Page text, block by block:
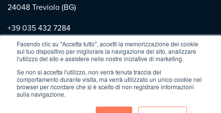
Facendo clic su "Accetta tutto", accetti la memorizzazione dei cookie
sul tuo dispositivo per migliorare la navigazione del sito, analizzare
l'utilizzo del sito e assistere nelle nostre iniziative di marketing.
Se non si accetta l'utilizzo, non verrà tenuta traccia del
comportamento durante visita, ma verrà utilizzato un unico cookie nel
browser per ricordare che si è scelto di non registrare informazioni
sulla navigazione.
24048 Treviolo (BG)
+39 035 432 7284
Copyright 2026 | Fontimedia |P.IVA: 03997730167 |
Policy|Cookie Policy